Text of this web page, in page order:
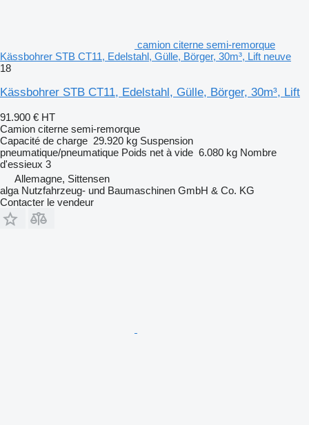
camion citerne semi-remorque
Kässbohrer STB CT11, Edelstahl, Gülle, Börger, 30m³, Lift neuve
18
Kässbohrer STB CT11, Edelstahl, Gülle, Börger, 30m³, Lift
91.900 € HT
Camion citerne semi-remorque
Capacité de charge 29.920 kg Suspension
pneumatique/pneumatique Poids net à vide 6.080 kg Nombre
d'essieux 3
Allemagne, Sittensen
alga Nutzfahrzeug- und Baumaschinen GmbH & Co. KG
Contacter le vendeur